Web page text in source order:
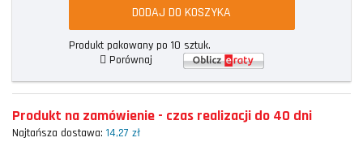
DODAJ DO KOSZYKA
Produkt pakowany po 10 sztuk.
Porównaj
Produkt na zamówienie - czas realizacji do 40 dni
Najtańsza dostawa: 14,27 zł